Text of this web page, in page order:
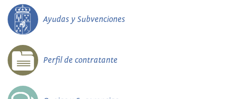
Ayudas y Subvenciones
Perfil de contratante